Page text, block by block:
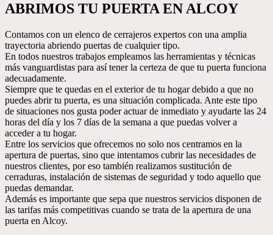
ABRIMOS TU PUERTA EN ALCOY
Contamos con un elenco de cerrajeros expertos con una amplia
trayectoria abriendo puertas de cualquier tipo.
En todos nuestros trabajos empleamos las herramientas y técnicas
más vanguardistas para así tener la certeza de que tu puerta funciona
adecuadamente.
Siempre que te quedas en el exterior de tu hogar debido a que no
puedes abrir tu puerta, es una situación complicada. Ante este tipo
de situaciones nos gusta poder actuar de inmediato y ayudarte las 24
horas del día y los 7 días de la semana a que puedas volver a
acceder a tu hogar.
Entre los servicios que ofrecemos no solo nos centramos en la
apertura de puertas, sino que intentamos cubrir las necesidades de
nuestros clientes, por eso también realizamos sustitución de
cerraduras, instalación de sistemas de seguridad y todo aquello que
puedas demandar.
Además es importante que sepa que nuestros servicios disponen de
las tarifas más competitivas cuando se trata de la apertura de una
puerta en Alcoy.